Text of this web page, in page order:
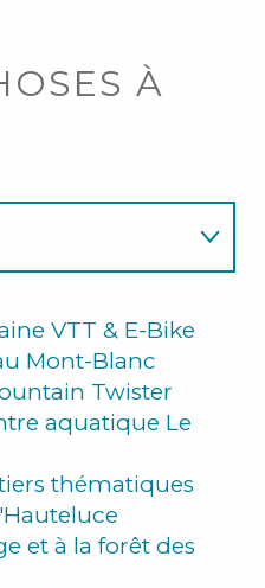
À
VTT & E-Bike
Mont-Blanc
Twister
aquatique Le
thématiques
et à la forêt des